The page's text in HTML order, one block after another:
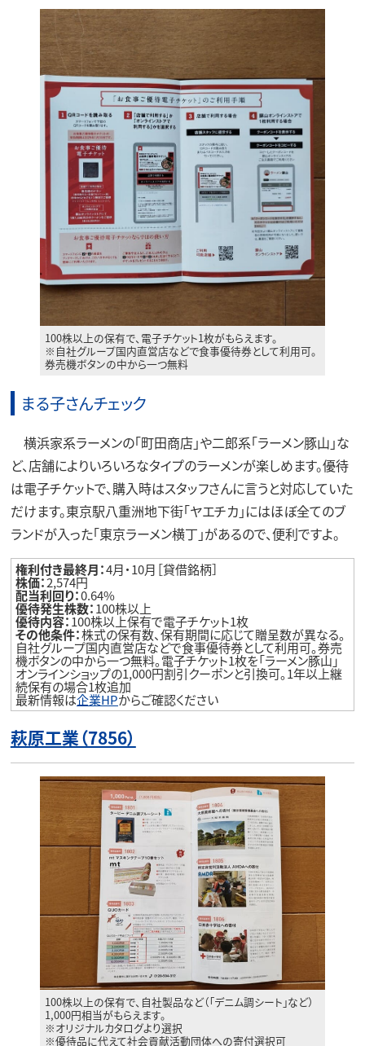
100株以上の保有で、電子チケット1枚がもらえます。
※自社グループ国内直営店などで食事優待券として利用可。
券売機ボタンの中から一つ無料
まる子さんチェック
横浜家系ラーメンの「町田商店」や二郎系「ラーメン豚山」な
ど、店舗によりいろいろなタイプのラーメンが楽しめます。優待
は電子チケットで、購入時はスタッフさんに言うと対応していた
だけます。東京駅八重洲地下街「ヤエチカ」にはほぼ全てのブ
ランドが入った「東京ラーメン横丁」があるので、便利ですよ。
権利付き最終月：4月・10月［貸借銘柄］
株価：2,574円
配当利回り：0.64%
優待発生株数：100株以上
優待内容：100株以上保有で電子チケット1枚
その他条件：株式の保有数、保有期間に応じて贈呈数が異なる。
自社グループ国内直営店などで食事優待券として利用可。券売
機ボタンの中から一つ無料。電子チケット1枚を「ラーメン豚山」
オンラインショップの1,000円割引クーポンと引換可。1年以上継
続保有の場合1枚追加
最新情報は企業HPからご確認ください
萩原工業（7856）
100株以上の保有で、自社製品など（｢デニム調シート｣など）
1,000円相当がもらえます。
※オリジナルカタログより選択
※優待品に代えて社会貢献活動団体への寄付選択可